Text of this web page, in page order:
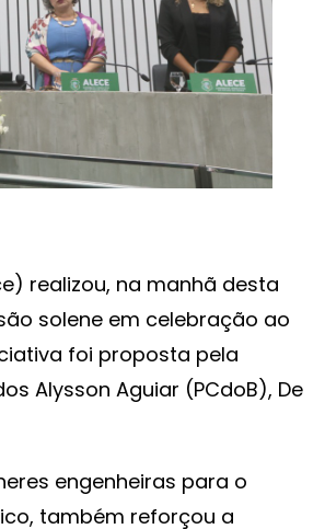
realizou, na manhã desta
solene em celebração ao
foi proposta pela
Alysson Aguiar (PCdoB), De
engenheiras para o
também reforçou a